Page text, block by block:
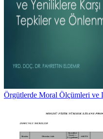
Örgütlerde Moral Ölçümleri